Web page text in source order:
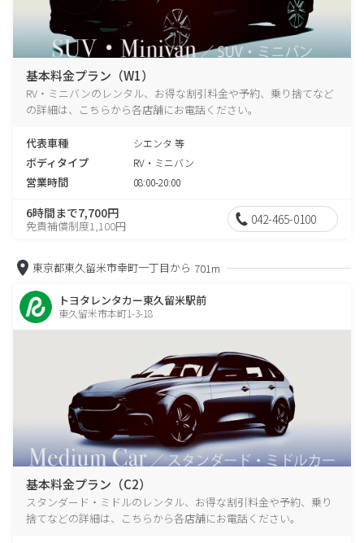
基本料金プラン（W1）
RV・ミニバンのレンタル、お得な割引料金や予約、乗り捨てなど
の詳細は、こちらから各店舗にお電話ください。
代表車種 シエンタ 等
ボディタイプ RV・ミニバン
営業時間 08:00-20:00
6時間まで7,700円
免責補償制度1,100円 042-465-0100
東京都東久留米市幸町一丁目から 701m
トヨタレンタカー東久留米駅前
東久留米市本町1-3-18
基本料金プラン（C2）
スタンダード・ミドルのレンタル、お得な割引料金や予約、乗り
捨てなどの詳細は、こちらから各店舗にお電話ください。